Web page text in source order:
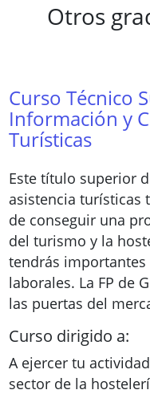
Otros
Curso Técnico
Información y
Turísticas
Este título superior
asistencia turísticas
de conseguir una
del turismo y la
tendrás
laborales. La FP de
las puertas del
Curso dirigido a:
A ejercer tu
sector de la